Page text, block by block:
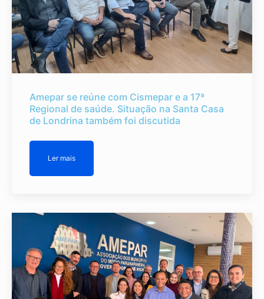
Amepar se reúne com Cismepar e a 17ª
Regional de saúde. Situação na Santa Casa
de Londrina também foi discutida
Ler mais